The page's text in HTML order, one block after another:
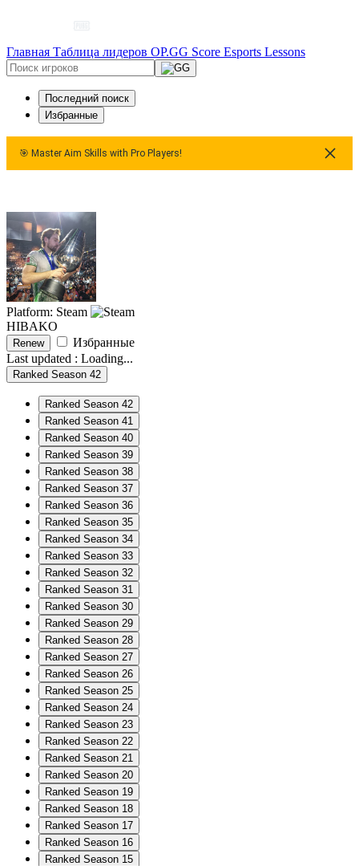
Главная Таблица лидеров OP.GG Score Esports Lessons
Последний поиск
Избранные
🎯 Master Aim Skills with Pro Players!
Platform: Steam
HIBAKO
Renew
Избранные
Last updated : Loading...
Ranked Season 42
Ranked Season 42
Ranked Season 41
Ranked Season 40
Ranked Season 39
Ranked Season 38
Ranked Season 37
Ranked Season 36
Ranked Season 35
Ranked Season 34
Ranked Season 33
Ranked Season 32
Ranked Season 31
Ranked Season 30
Ranked Season 29
Ranked Season 28
Ranked Season 27
Ranked Season 26
Ranked Season 25
Ranked Season 24
Ranked Season 23
Ranked Season 22
Ranked Season 21
Ranked Season 20
Ranked Season 19
Ranked Season 18
Ranked Season 17
Ranked Season 16
Ranked Season 15